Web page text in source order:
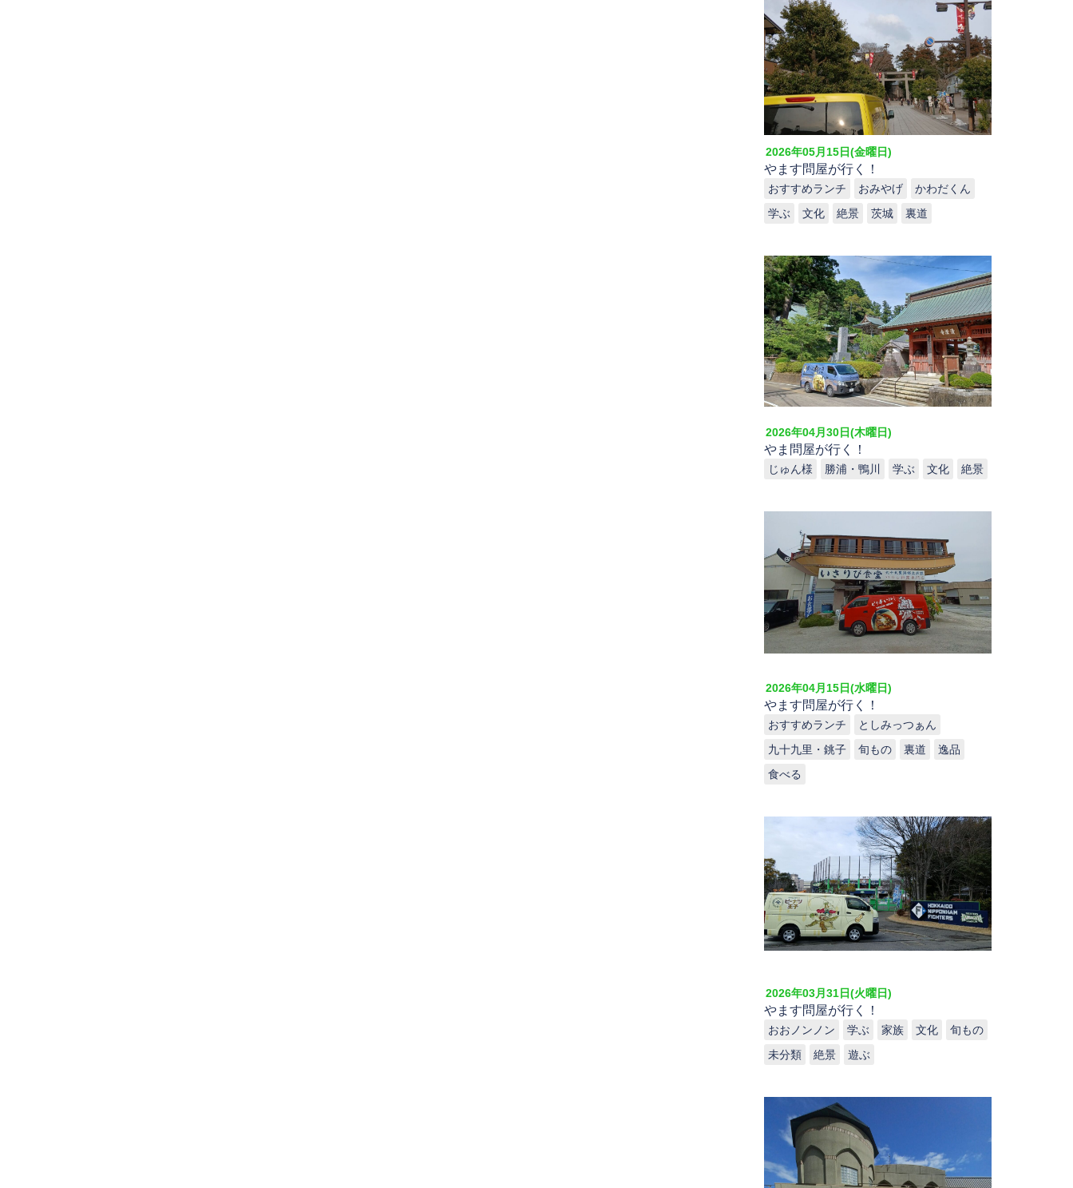
2026年05月15日(金曜日)
やます問屋が行く！
おすすめランチ おみやげ
かわだくん
学ぶ
文化 絶景 茨城 裏道
2026年04月30日(木曜日)
やま問屋が行く！
じゅん様 勝浦・鴨川 学ぶ 文化 絶景
2026年04月15日(水曜日)
やます問屋が行く！
おすすめランチ
としみっつぁん
九十九里・銚子
旬もの 裏道
逸品
食べる
2026年03月31日(火曜日)
やます問屋が行く！
おおノンノン 学ぶ 家族 文化
旬もの
未分類
絶景 遊ぶ